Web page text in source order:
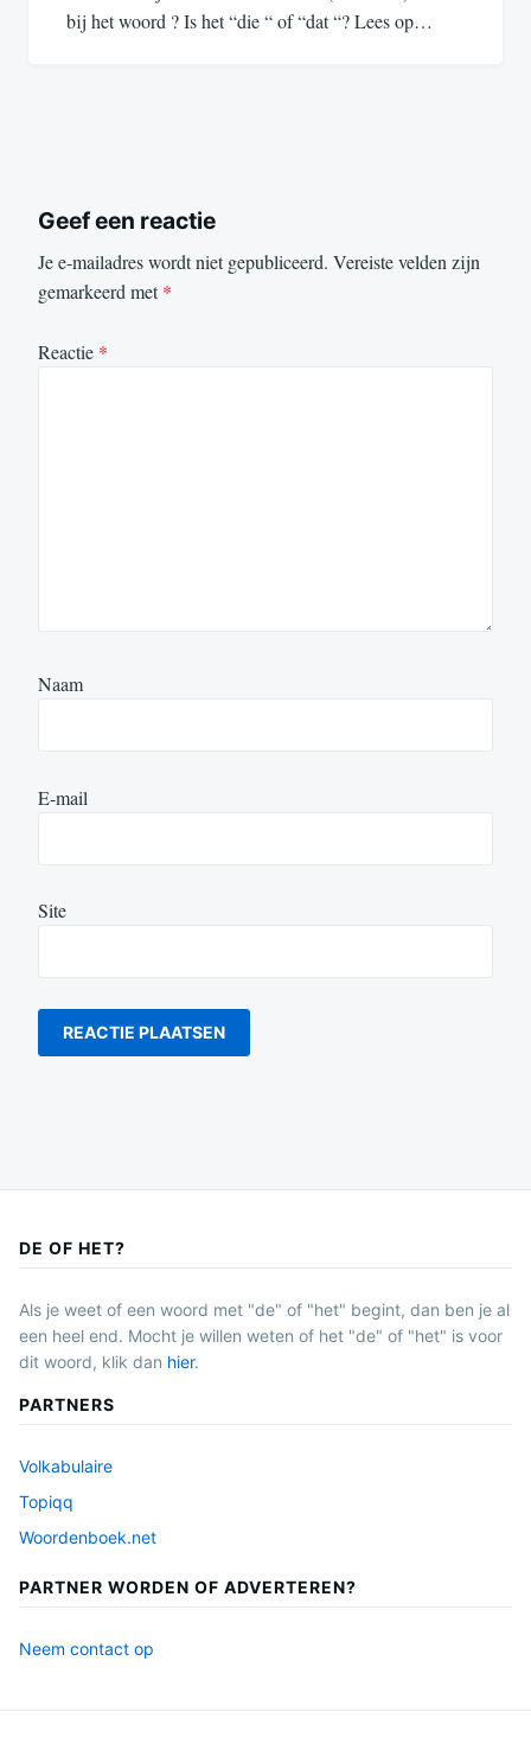
bij het woord ? Is het “die “ of “dat “? Lees op…
Geef een reactie
Je e-mailadres wordt niet gepubliceerd. Vereiste velden zijn
gemarkeerd met*
Reactie *
Naam
E-mail
Site
DE OF HET?
Als je weet of een woord met "de" of "het" begint, dan ben je al
een heel end. Mocht je willen weten of het "de" of "het" is voor
dit woord, klik dan hier.
PARTNERS
Volkabulaire
Topiqq
Woordenboek.net
PARTNER WORDEN OF ADVERTEREN?
Neem contact op